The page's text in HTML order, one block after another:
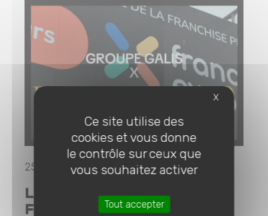
25-03-2026 | STAND
LE GROUPE GALIS AU
FRANCHISE EXPO PARIS
X
Ce site utilise des
cookies et vous donne
le contrôle sur ceux que
vous souhaitez activer
Tout accepter